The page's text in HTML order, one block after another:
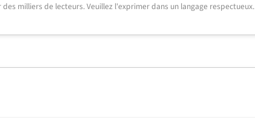
milliers de lecteurs. Veuillez l'exprimer dans un langage respectueux.